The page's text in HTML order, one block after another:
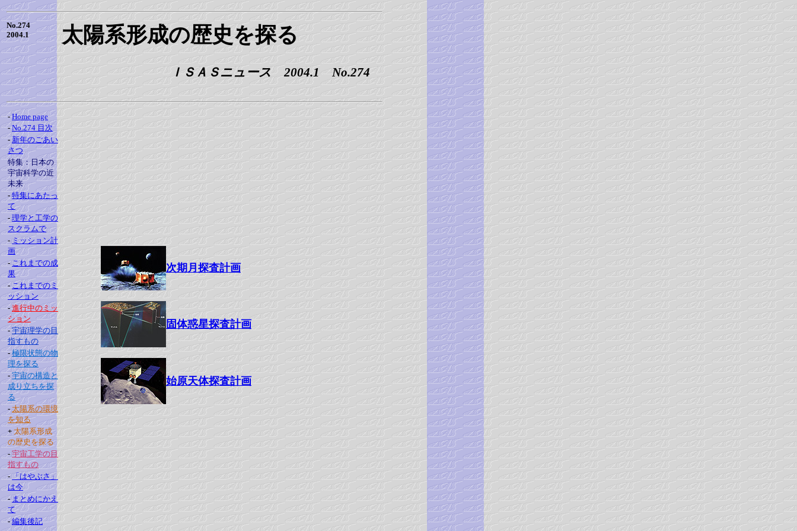
No.274
2004.1
太陽系形成の歴史を探る
ＩＳＡＳニュース 2004.1 No.274
- Home page
- No.274 目次
- 新年のごあい
さつ
特集：日本の
宇宙科学の近
未来
- 特集にあたっ
て
- 理学と工学の
スクラムで
- ミッション計
画
- これまでの成
果
- これまでのミ
ッション
- 進行中のミッ
ション
- 宇宙理学の目
指すもの
- 極限状態の物
理を探る
- 宇宙の構造と
成り立ちを探
る
- 太陽系の環境
を知る
+ 太陽系形成
の歴史を探る
- 宇宙工学の目
指すもの
- 「はやぶさ」
は今
- まとめにかえ
て
- 編集後記
次期月探査計画
固体惑星探査計画
始原天体探査計画